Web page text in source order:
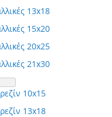
13x18
15x20
20x25
21x30
10x15
13x18